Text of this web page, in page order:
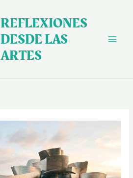
REFLEXIONES
DESDE LAS
ARTES